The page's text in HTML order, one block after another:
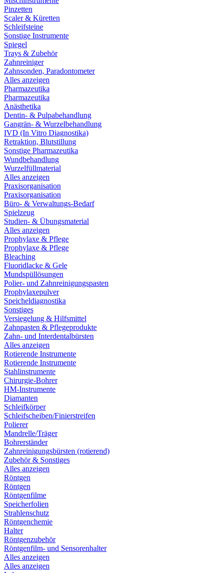
Pinzetten
Scaler & Küretten
Schleifsteine
Sonstige Instrumente
Spiegel
Trays & Zubehör
Zahnreiniger
Zahnsonden, Paradontometer
Alles anzeigen
Pharmazeutika
Pharmazeutika
Anästhetika
Dentin- & Pulpabehandlung
Gangrän- & Wurzelbehandlung
IVD (In Vitro Diagnostika)
Retraktion, Blutstillung
Sonstige Pharmazeutika
Wundbehandlung
Wurzelfüllmaterial
Alles anzeigen
Praxisorganisation
Praxisorganisation
Büro- & Verwaltungs-Bedarf
Spielzeug
Studien- & Übungsmaterial
Alles anzeigen
Prophylaxe & Pflege
Prophylaxe & Pflege
Bleaching
Fluoridlacke & Gele
Mundspüllösungen
Polier- und Zahnreinigungspasten
Prophylaxepulver
Speicheldiagnostika
Sonstiges
Versiegelung & Hilfsmittel
Zahnpasten & Pflegeprodukte
Zahn- und Interdentalbürsten
Alles anzeigen
Rotierende Instrumente
Rotierende Instrumente
Stahlinstrumente
Chirurgie-Bohrer
HM-Instrumente
Diamanten
Schleifkörper
Schleifscheiben/Finierstreifen
Polierer
Mandrelle/Träger
Bohrerständer
Zahnreinigungsbürsten (rotierend)
Zubehör & Sonstiges
Alles anzeigen
Röntgen
Röntgen
Röntgenfilme
Speicherfolien
Strahlenschutz
Röntgenchemie
Halter
Röntgenzubehör
Röntgenfilm- und Sensorenhalter
Alles anzeigen
Alles anzeigen